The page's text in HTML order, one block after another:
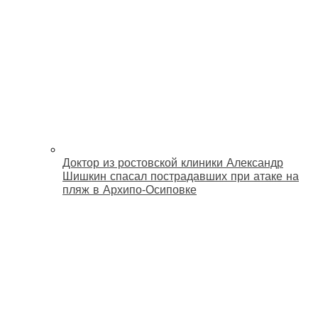
Доктор из ростовской клиники Александр
Шишкин спасал пострадавших при атаке на
пляж в Архипо‑Осиповке